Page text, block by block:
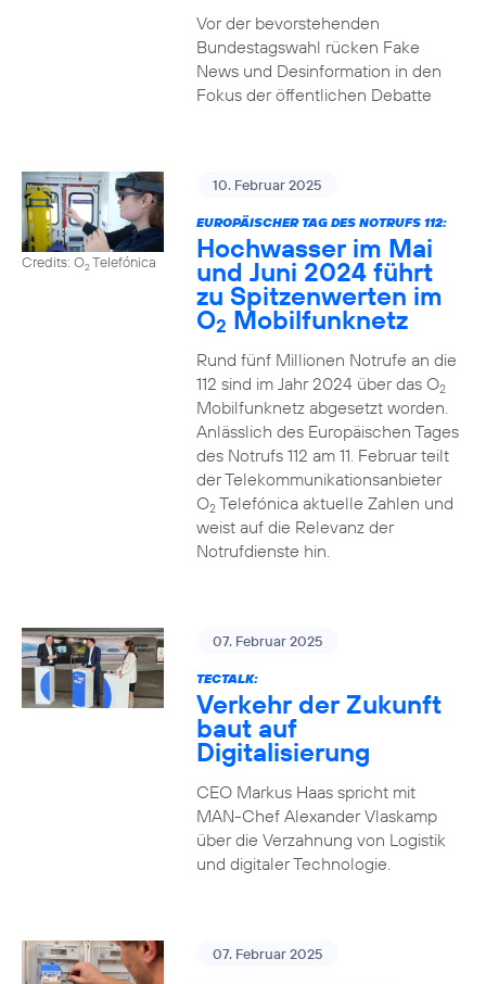
Vor der bevorstehenden
Bundestagswahl rücken Fake
News und Desinformation in den
Fokus der öffentlichen Debatte
Credits: O2Telefónica
10. Februar 2025
EUROPÄISCHER TAG DES NOTRUFS 112:
Hochwasser im Mai
und Juni 2024 führt
zu Spitzenwerten im
O2 Mobilfunknetz
Rund fünf Millionen Notrufe an die
112 sind im Jahr 2024 über das O2
Mobilfunknetz abgesetzt worden.
Anlässlich des Europäischen Tages
des Notrufs 112 am 11. Februar teilt
der Telekommunikationsanbieter
O2Telefónica aktuelle Zahlen und
weist auf die Relevanz der
Notrufdienste hin.
07. Februar 2025
TECTALK:
Verkehr der Zukunft
baut auf
Digitalisierung
CEO Markus Haas spricht mit
MAN-Chef Alexander Vlaskamp
über die Verzahnung von Logistik
und digitaler Technologie.
07. Februar 2025